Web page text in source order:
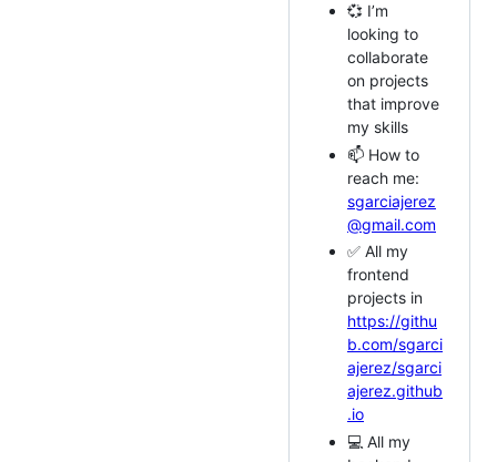
💞️ I’m
looking to
collaborate
on projects
that improve
my skills
📫 How to
reach me:
sgarciajerez
@gmail.com
✅ All my
frontend
projects in
https://githu
b.com/sgarci
ajerez/sgarci
ajerez.github
.io
💻 All my